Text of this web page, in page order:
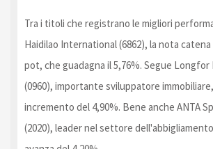
Tra i titoli che registrano le migliori
Haidilao International (6862), la nota
pot, che guadagna il 5,76%. Segue
(0960), importante sviluppatore
incremento del 4,90%. Bene anche ANTA
(2020), leader nel settore